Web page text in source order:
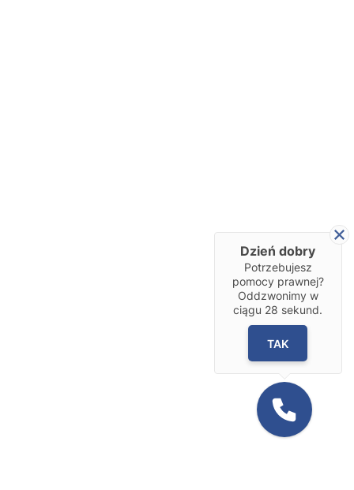
Dzień dobry
Potrzebujesz
pomocy prawnej?
Oddzwonimy w
ciągu 28 sekund.
TAK